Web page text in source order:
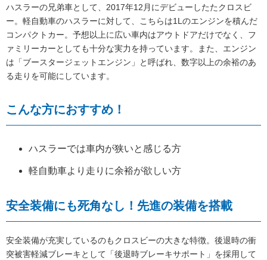
ハスラーの兄弟車として、2017年12月にデビューしたたクロスビ
ー。軽自動車のハスラーに対して、こちらは1Lのエンジンを積んだ
コンパクトカー。予想以上に広い車内はアウトドアだけでなく、フ
ァミリーカーとしても十分な実力を持っています。また、エンジン
は「ブースタージェットエンジン」と呼ばれ、数字以上の余裕のあ
る走りを可能にしています。
こんな方におすすめ！
ハスラーでは車内が狭いと感じる方
軽自動車より走りに余裕が欲しい方
安全装備にも死角なし！先進の装備を搭載
安全装備が充実しているのもクロスビーの大きな特徴。後退時の衝
突被害軽減ブレーキとして「後退時ブレーキサポート」を採用して